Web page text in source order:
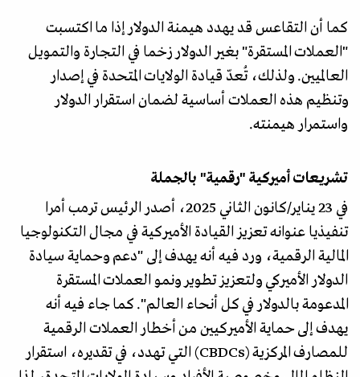
كما أن التقاعس قد يهدد هيمنة الدولار إذا ما اكتسبت
"العملات المستقرة" بغير الدولار زخما في التجارة والتمويل
العالميين. ولذلك، تُعدّ قيادة الولايات المتحدة في إصدار
وتنظيم هذه العملات أساسية لضمان استقرار الدولار
واستمرار هيمنته.
تشريعات أميركية "رقمية" بالجملة
في 23 يناير/كانون الثاني 2025، أصدر الرئيس ترمب أمرا
تنفيذيا عنوانه تعزيز القيادة الأميركية في مجال التكنولوجيا
المالية الرقمية، ورد فيه أنه يهدف إلى "دعم وحماية سيادة
الدولار الأميركي ولتعزيز تطوير ونمو العملات المستقرة
المدعومة بالدولار في كل أنحاء العالم". كما جاء فيه أنه
يهدف إلى حماية الأميركيين من أخطار العملات الرقمية
للمصارف المركزية (CBDCs) التي تهدد، في تقديره، استقرار